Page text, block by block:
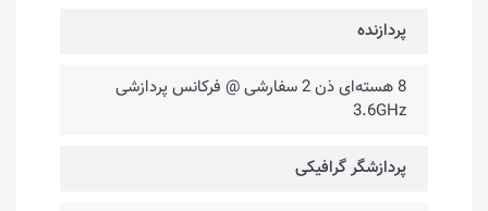
پردازنده
8 هسته‌ا‌ی ذن 2 سفارشی @ فرکانس پردازشی
3.6GHz
پردازشگر گرافیکی